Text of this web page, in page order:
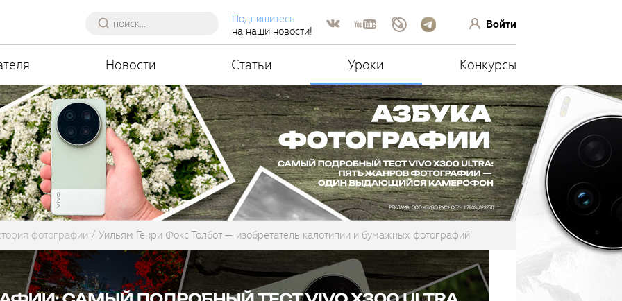
Подпишитесь
на наши новости!
Войти
Новости Статьи Уроки Конкурсы
фотографии Уильям Генри Фокс Толбот — изобретатель калотипии и бумажных фотографий